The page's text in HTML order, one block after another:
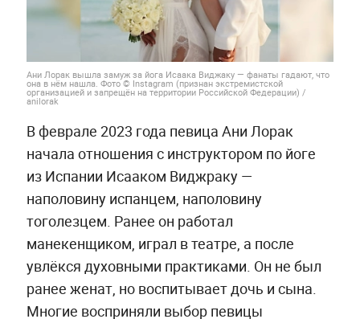
Ани Лорак вышла замуж за йога Исаака Виджаку — фанаты гадают, что
она в нём нашла. Фото © Instagram (признан экстремистской
организацией и запрещён на территории Российской Федерации) /
anilorak
В феврале 2023 года певица Ани Лорак
начала отношения с инструктором по йоге
из Испании Исааком Виджраку —
наполовину испанцем, наполовину
тоголезцем. Ранее он работал
манекенщиком, играл в театре, а после
увлёкся духовными практиками. Он не был
ранее женат, но воспитывает дочь и сына.
Многие восприняли выбор певицы